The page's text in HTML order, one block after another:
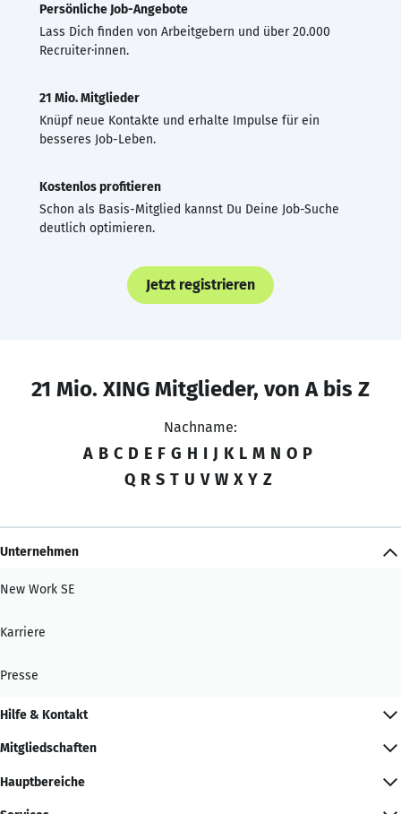
Persönliche Job-Angebote
Lass Dich finden von Arbeitgebern und über 20.000
Recruiter·innen.
21 Mio. Mitglieder
Knüpf neue Kontakte und erhalte Impulse für ein
besseres Job-Leben.
Kostenlos profitieren
Schon als Basis-Mitglied kannst Du Deine Job-Suche
deutlich optimieren.
Jetzt registrieren
21 Mio. XING Mitglieder, von A bis Z
Nachname:
A B C D E F G H I J K L M N O P
Q R S T U V W X Y Z
Unternehmen
New Work SE
Karriere
Presse
Hilfe & Kontakt
Mitgliedschaften
Hauptbereiche